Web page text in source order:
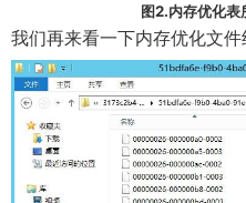
图2.内存优化表
我们再来看一下内存优化文件